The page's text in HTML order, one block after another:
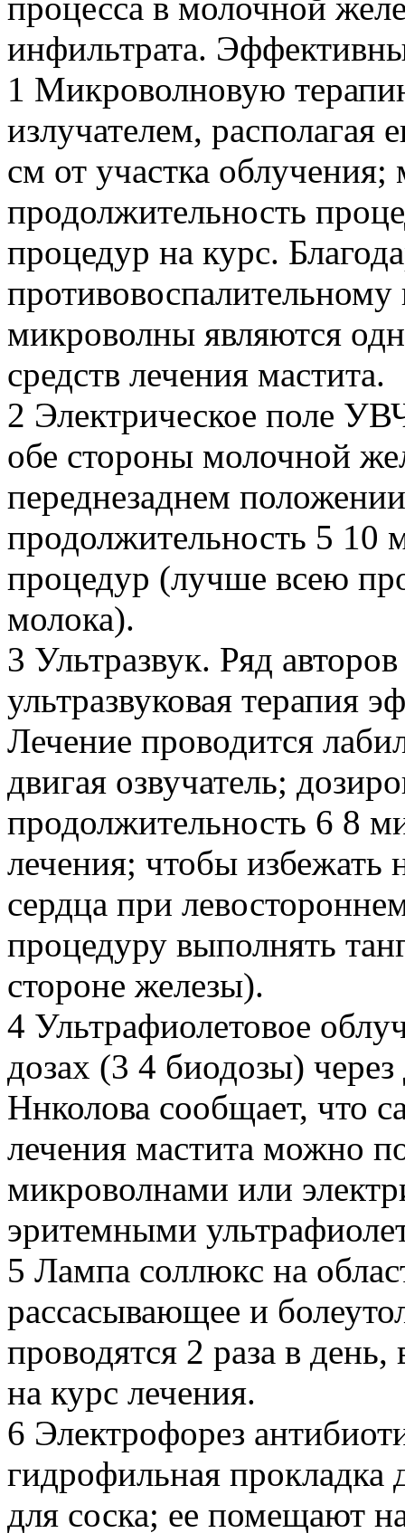
инфильтрата.
1 Микроволновую
излучателем, располагая
см от участка
продолжительность
процедур на курс.
микроволны являются
средств лечения мастита.
2 Электрическое поле
обе стороны молочной
переднезаднем
продолжительность 5 10
процедур (лучше всею
молока).
3 Ультразвук. Ряд
ультразвуковая терапия
Лечение проводится
двигая озвучатель;
продолжительность 6 8
лечения; чтобы избежать
сердца при
процедуру выполнять
стороне железы).
4 Ультрафиолетовое
дозах (3 4 биодозы)
Ннколова сообщает, что
лечения мастита можно
микроволнами или
эритемными
5 Лампа соллюкс на
рассасывающее и
проводятся 2 раза в
на курс лечения.
6 Электрофорез
гидрофильная прокладка
для соска; ее помещают